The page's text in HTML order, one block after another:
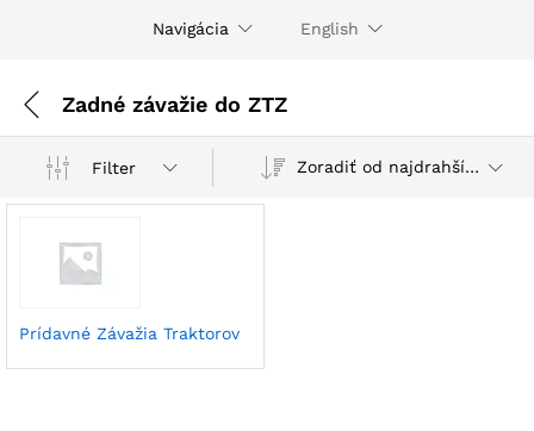
Navigácia English
Zadné závažie do ZTZ
Filter Zoradiť od najdrahších
Prídavné Závažia Traktorov